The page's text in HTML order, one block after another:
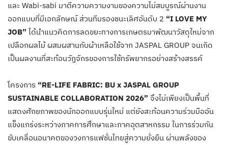
และ Wabi-sabi มาตีความความงามของความไม่สมบูรณ์ผ่านงาน
ออกแบบที่มีเอกลักษณ์ ส่วนทีมรองชนะเลิศอันดับ 2 “I LOVE MY
JOB” ได้นำแนวคิดการลดขยะทางการเกษตรมาพัฒนาวัสดุใหม่จาก
เปลือกผลไม้ ผสมผสานกับผ้าเหลือใช้จาก JASPAL GROUP จนเกิด
เป็นผลงานที่สะท้อนวัฏจักรของการใช้ทรัพยากรอย่างสร้างสรรค์
โครงการ “RE-LIFE FABRIC: BU x JASPAL GROUP
SUSTAINABLE COLLABORATION 2026” จึงไม่เพียงเป็นพื้นที่
แสดงศักยภาพของนักออกแบบรุ่นใหม่ แต่ยังสะท้อนความร่วมมืออัน
แข็งแกร่งระหว่างภาคการศึกษาและภาคอุตสาหกรรม ในการร่วมกัน
ขับเคลื่อนอนาคตของวงการแฟชั่นไทยสู่ความยั่งยืน ผ่านพลังของ